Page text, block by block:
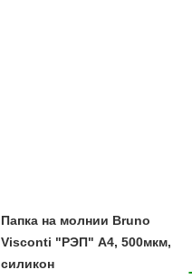
Папка на молнии Bruno
Visconti "РЭП" А4, 500мкм,
силикон